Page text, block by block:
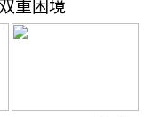
重困境